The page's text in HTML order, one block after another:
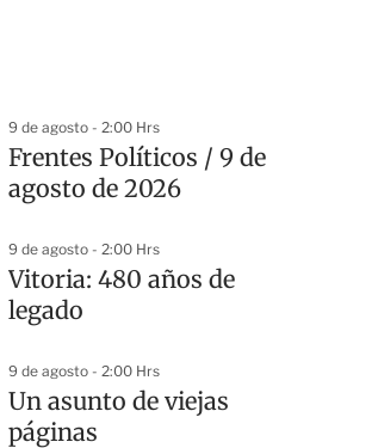
9 de agosto - 2:00 Hrs
Frentes Políticos / 9 de
agosto de 2026
9 de agosto - 2:00 Hrs
Vitoria: 480 años de
legado
9 de agosto - 2:00 Hrs
Un asunto de viejas
páginas